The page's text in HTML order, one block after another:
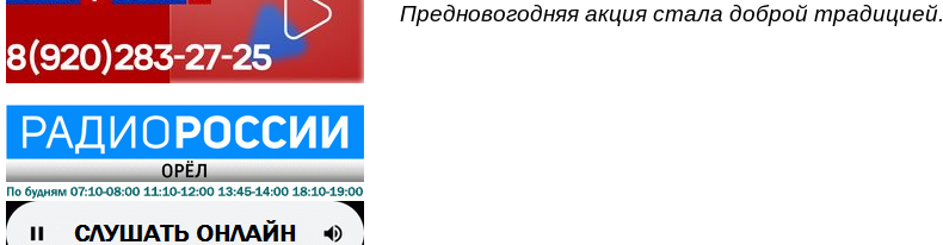
Предновогодняя акция стала доброй традицией.